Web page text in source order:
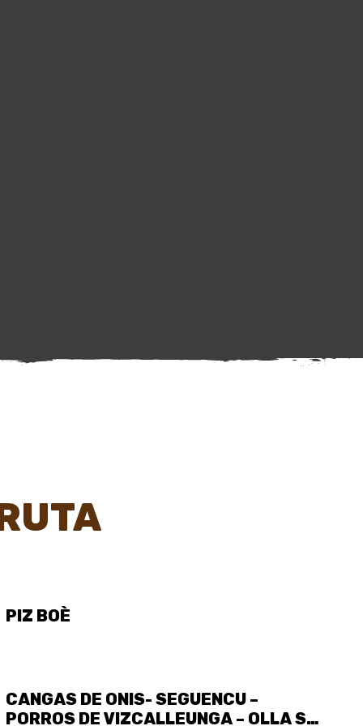
PIZ BOÈ
CANGAS DE ONIS- SEGUENCU –
PORROS DE VIZCALLEUNGA – OLLA SAN